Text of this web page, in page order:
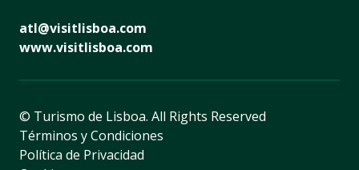
atl@visitlisboa.com
www.visitlisboa.com
© Turismo de Lisboa. All Rights Reserved
Términos y Condiciones
Política de Privacidad